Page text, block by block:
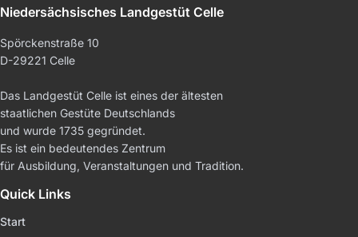
Niedersächsisches Landgestüt Celle
Spörckenstraße 10
D-29221 Celle
Das Landgestüt Celle ist eines der ältesten
staatlichen Gestüte Deutschlands
und wurde 1735 gegründet.
Es ist ein bedeutendes Zentrum
für Ausbildung, Veranstaltungen und Tradition.
Quick Links
Start